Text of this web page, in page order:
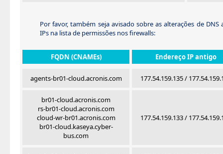
Por favor, também seja avisado sobre as alterações de
IPs na lista de permissões nos firewalls:
FQDN (CNAMEs) Endereço IP antigo
agents-br01-cloud.acronis.com 177.54.159.135 /
br01-cloud.acronis.com
rs-br01-cloud.acronis.com
cloud-wr-br01.acronis.com
br01-cloud.kaseya.cyber-
bus.com
177.54.159.133 /